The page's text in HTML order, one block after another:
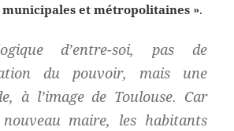
et métropolitaines ».
d’entre-soi, pas de
du pouvoir, mais une
à l’image de Toulouse. Car
maire, les habitants